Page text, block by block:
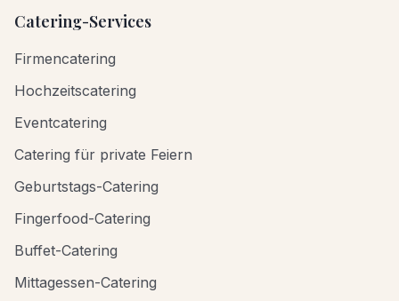
Catering-Services
Firmencatering
Hochzeitscatering
Eventcatering
Catering für private Feiern
Geburtstags-Catering
Fingerfood-Catering
Buffet-Catering
Mittagessen-Catering